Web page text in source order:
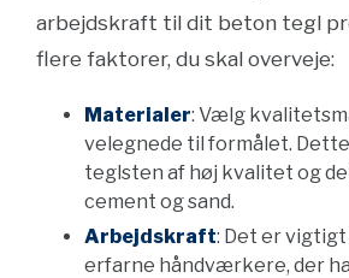
arbejdskraft til dit beton tegl
flere faktorer, du skal overveje:
Materialer: Vælg
velegnede til formålet.
teglsten af høj kvalitet og
cement og sand.
Arbejdskraft: Det er
erfarne håndværkere, der